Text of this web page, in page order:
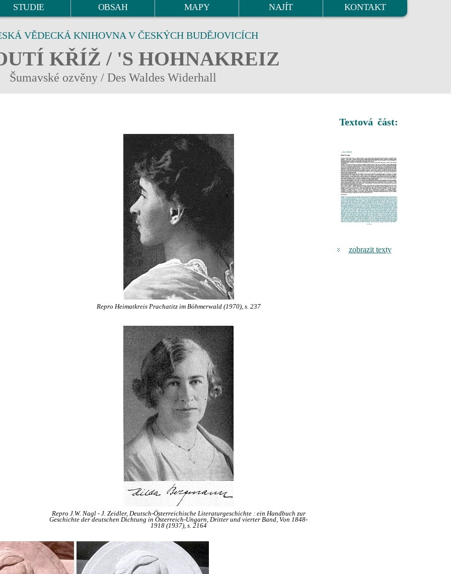
STUDIE OBSAH MAPY NAJÍT KONTAKT
VĚDECKÁ KNIHOVNA V ČESKÝCH BUDĚJOVICÍCH
KŘÍŽ / 'S HOHNAKREIZ
Šumavské ozvěny / Des Waldes Widerhall
Repro Heimatkreis Prachatitz im Böhmerwald (1970), s. 237
Repro J.W. Nagl - J. Zeidler, Deutsch-Österreichische Literaturgeschichte : ein Handbuch zur
Geschichte der deutschen Dichtung in Österreich-Ungarn, Dritter und vierter Band, Von 1848-
1918 (1937), s. 2164
Textová část:
zobrazit texty